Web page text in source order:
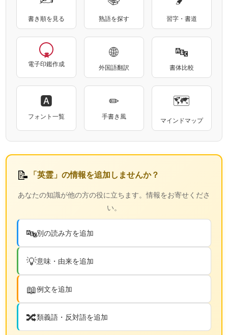
書き順を見る 熟語を探す 習字・書道
電子印鑑作成
🌐
外国語翻訳
🔤
書体比較
🅰
フォント一覧
✏
手書き風
🗺
マインドマップ
📝 「英霊」の情報を追加しませんか？
あなたの知識が他の方の役に立ちます。情報をお寄せくださ
い。
🔤別の読み方を追加
💡意味・由来を追加
📖例文を追加
🔀類義語・反対語を追加